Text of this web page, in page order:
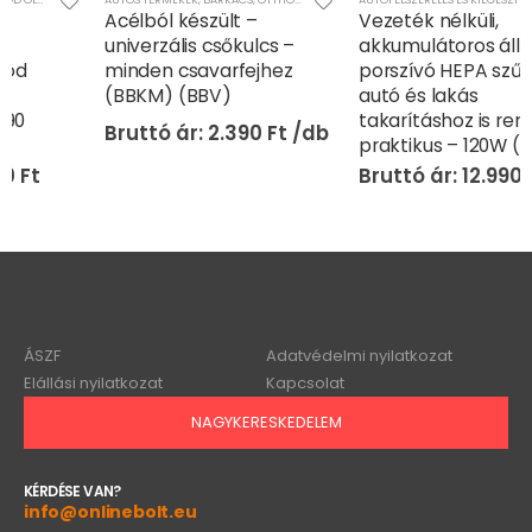
Acélból készült –
univerzális csőkulcs –
minden csavarfejhez
(BBKM) (BBV)
2.390Ft
Vezeték nélküli,
akkumulátoros álló
porszívó HEPA szűrővel –
autó és lakás
takarításhoz is rendkívül
praktikus – 120W (BBV)
12.990Ft
Elállási nyilatkozat
Kapcsolat
info@onlinebolt.eu